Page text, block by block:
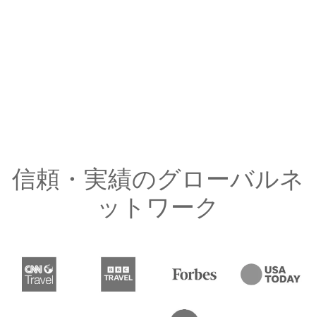
信頼・実績のグローバルネ
ットワーク